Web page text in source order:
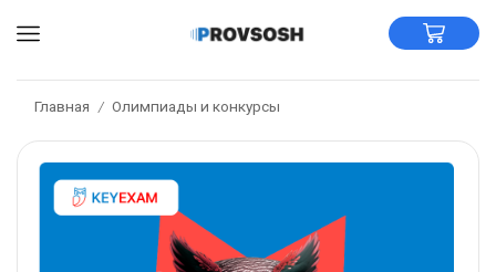
Главная / Олимпиады и конкурсы